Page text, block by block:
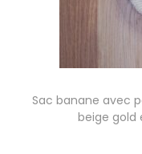
Sac banane avec
beige